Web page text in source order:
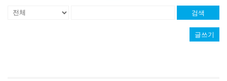
검색
글쓰기